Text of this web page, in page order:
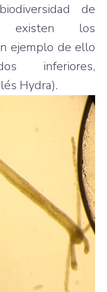
de
existen los
ejemplo de ello
inferiores,
Hydra).